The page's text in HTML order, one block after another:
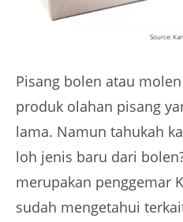
Source:
Pisang bolen atau
produk olahan pisang
lama. Namun tahukah
loh jenis baru dari
merupakan penggemar
sudah mengetahui